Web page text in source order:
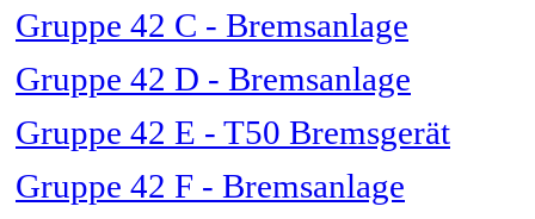
Gruppe 42 C - Bremsanlage
Gruppe 42 D - Bremsanlage
Gruppe 42 E - T50 Bremsgerät
Gruppe 42 F - Bremsanlage